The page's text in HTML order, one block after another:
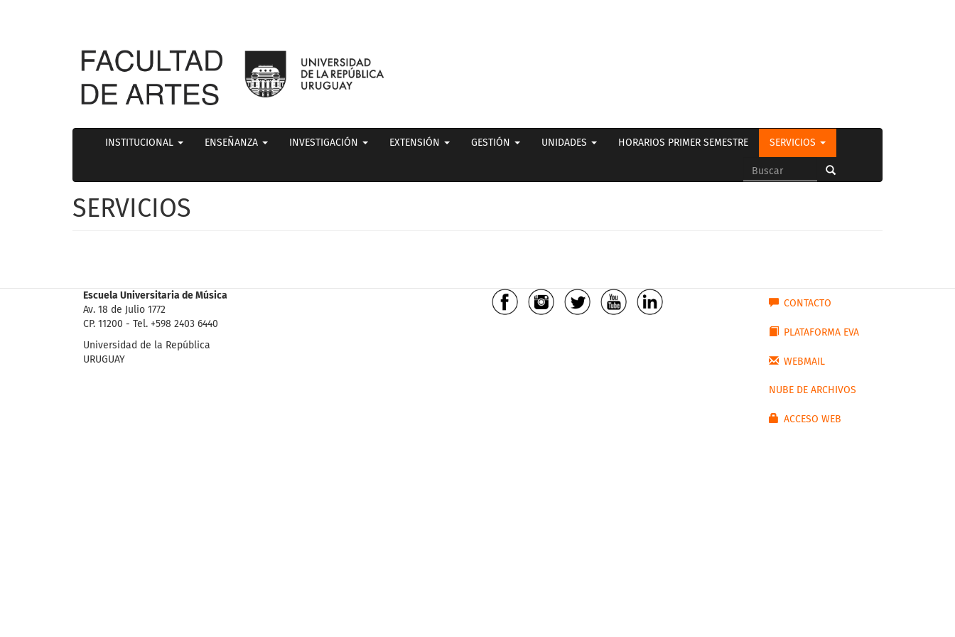
INSTITUCIONAL ENSEÑANZA INVESTIGACIÓN EXTENSIÓN GESTIÓN UNIDADES HORARIOS PRIMER SEMESTRE SERVICIOS
Formulario
SERVICIOS
Escuela Universitaria de Música
Av. 18 de Julio 1772
CP. 11200 - Tel. +598 2403 6440
Universidad de la República
URUGUAY
CONTACTO
PLATAFORMA EVA
WEBMAIL
NUBE DE ARCHIVOS
ACCESO WEB